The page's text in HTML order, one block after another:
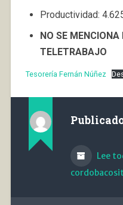
Productividad:
NO SE
TELETRABAJO
Tesorería Fernán Núñez
Lee